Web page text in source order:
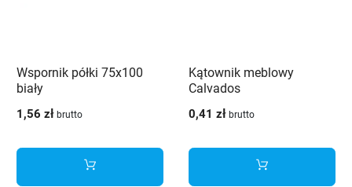
Wspornik półki 75x100
biały
1,56 zł brutto
Kątownik meblowy
Calvados
0,41 zł brutto